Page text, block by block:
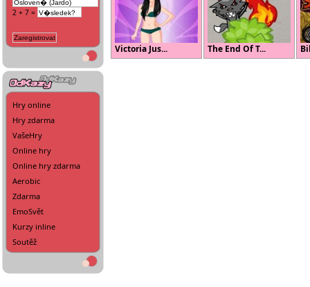
2 + 7 =
Hry online
Hry zdarma
VašeHry
Online hry
Online hry zdarma
Aerobic
Zdarma
EmoSvět
Kurzy inline
Soutěž
Victoria Jus... The End Of T...